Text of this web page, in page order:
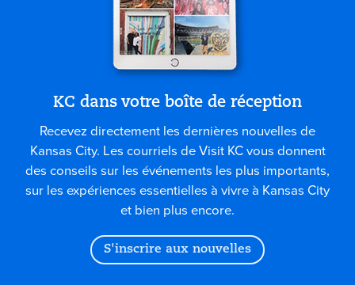
KC dans votre boîte de réception
Recevez directement les dernières nouvelles de
Kansas City. Les courriels de Visit KC vous donnent
des conseils sur les événements les plus importants,
sur les expériences essentielles à vivre à Kansas City
et bien plus encore.
S'inscrire aux nouvelles